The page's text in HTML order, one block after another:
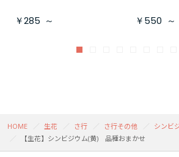
￥285 ～ ￥550 ～
HOME 生花 さ行 さ行その他
シンビ
【生花】シンビジウム(黄) 品種おまかせ